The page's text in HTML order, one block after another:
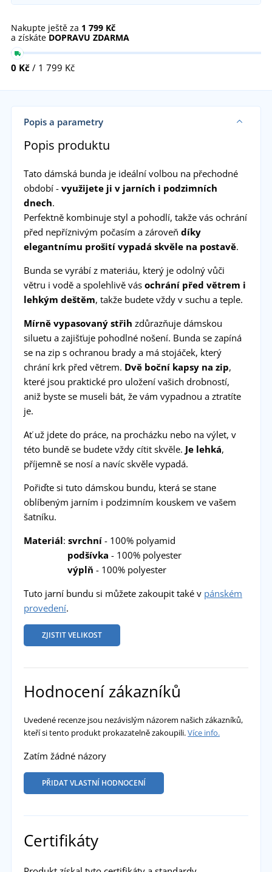
Nakupte ještě za 1 799 Kč
a získáte DOPRAVU ZDARMA
0 Kč / 1 799 Kč
Popis a parametry
Popis produktu
Tato dámská bunda je ideální volbou na přechodné
období - využijete ji v jarních i podzimních
dnech.
Perfektně kombinuje styl a pohodlí, takže vás ochrání
před nepříznivým počasím a zároveň díky
elegantnímu prošití vypadá skvěle na postavě.
Bunda se vyrábí z materiáu, který je odolný vůči
větru i vodě a spolehlivě vás ochrání před větrem i
lehkým deštěm, takže budete vždy v suchu a teple.
Mírně vypasovaný střih zdůrazňuje dámskou
siluetu a zajišťuje pohodlné nošení. Bunda se zapíná
se na zip s ochranou brady a má stojáček, který
chrání krk před větrem. Dvě boční kapsy na zip,
které jsou praktické pro uložení vašich drobností,
aniž byste se museli bát, že vám vypadnou a ztratíte
je.
Ať už jdete do práce, na procházku nebo na výlet, v
této bundě se budete vždy cítit skvěle. Je lehká,
příjemně se nosí a navíc skvěle vypadá.
Pořiďte si tuto dámskou bundu, která se stane
oblíbeným jarním i podzimním kouskem ve vašem
šatníku.
Materiál: svrchní- 100% polyamid
podšívka - 100% polyester
výplň - 100% polyester
Tuto jarní bundu si můžete zakoupit také v pánském
provedení.
ZJISTIT VELIKOST
Hodnocení zákazníků
Uvedené recenze jsou nezávislým názorem našich zákazníků,
kteří si tento produkt prokazatelně zakoupili.Více info.
Zatím žádné názory
PŘIDAT VLASTNÍ HODNOCENÍ
Certifikáty